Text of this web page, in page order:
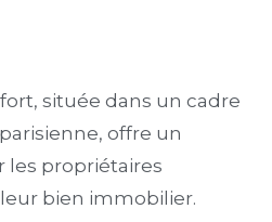
située dans un cadre
offre un
les propriétaires
bien immobilier.